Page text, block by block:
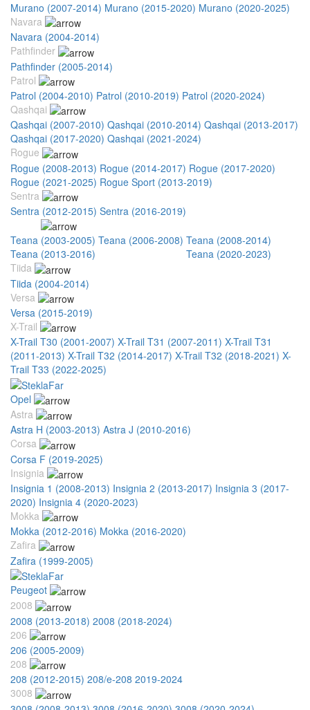
Murano (2007-2014) Murano (2015-2020) Murano (2020-2025)
Navara
Navara (2004-2014)
Pathfinder
Pathfinder (2005-2014)
Patrol
Patrol (2004-2010) Patrol (2010-2019) Patrol (2020-2024)
Qashqai
Qashqai (2007-2010) Qashqai (2010-2014) Qashqai (2013-2017)
Qashqai (2017-2020) Qashqai (2021-2024)
Rogue
Rogue (2008-2013) Rogue (2014-2017) Rogue (2017-2020)
Rogue (2021-2025) Rogue Sport (2013-2019)
Sentra
Sentra (2012-2015) Sentra (2016-2019)
Teana (2003-2005) Teana (2006-2008) Teana (2008-2014)
Teana (2013-2016)
Teana (2020-2023)
Tiida
Tiida (2004-2014)
Versa
Versa (2015-2019)
X-Trail
X-Trail T30 (2001-2007) X-Trail T31 (2007-2011) X-Trail T31
(2011-2013) X-Trail T32 (2014-2017) X-Trail T32 (2018-2021) X-
Trail T33 (2022-2025)
Opel
Astra
Astra H (2003-2013) Astra J (2010-2016)
Corsa
Corsa F (2019-2025)
Insignia
Insignia 1 (2008-2013) Insignia 2 (2013-2017) Insignia 3 (2017-
2020) Insignia 4 (2020-2023)
Mokka
Mokka (2012-2016) Mokka (2016-2020)
Zafira
Zafira (1999-2005)
Peugeot
2008
2008 (2013-2018) 2008 (2018-2024)
206
206 (2005-2009)
208
208 (2012-2015) 208/e-208 2019-2024
3008